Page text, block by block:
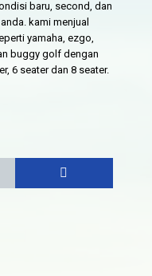
baru, second, dan
kami menjual
yamaha, ezgo,
buggy golf dengan
6 seater dan 8 seater.